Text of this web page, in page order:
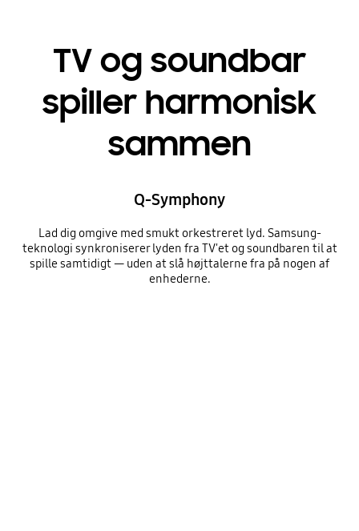
TV og soundbar
spiller harmonisk
sammen
Q-Symphony
Lad dig omgive med smukt orkestreret lyd. Samsung-
teknologi synkroniserer lyden fra TV'et og soundbaren til at
spille samtidigt — uden at slå højttalerne fra på nogen af
enhederne.